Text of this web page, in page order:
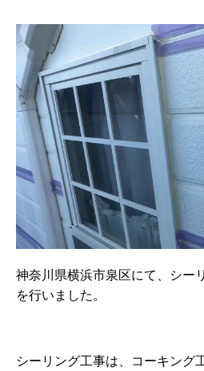
神奈川県横浜市泉区にて、シー
を行いました。
シーリング工事は、コーキング